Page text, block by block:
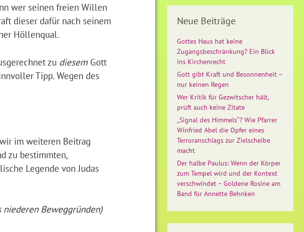
wer seinen freien Willen
dieser dafür nach seinem
Höllenqual.
zu diesemGott
Tipp. Wegen des
im weiteren Beitrag
zu bestimmten,
Legende von Judas
Beweggründen)
Neue Beiträge
Gottes Haus hat keine
Zugangsbeschränkung? Ein Blick
ins Kirchenrecht
Gott gibt Kraft und Besonnenheit –
nur keinen Regen
Wer Kritik für Gezwitscher hält,
prüft auch keine Zitate
„Signal des Himmels“? Wie Pfarrer
Winfried Abel die Opfer eines
Terroranschlags zur Zielscheibe
macht
Der halbe Paulus: Wenn der Körper
zum Tempel wird und der Kontext
verschwindet – Goldene Rosine am
Band für Annette Behnken